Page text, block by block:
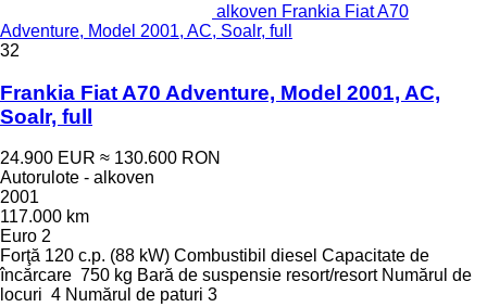
alkoven Frankia Fiat A70
Adventure, Model 2001, AC, Soalr, full
32
Frankia Fiat A70 Adventure, Model 2001, AC,
Soalr, full
24.900 EUR ≈ 130.600 RON
Autorulote - alkoven
2001
117.000 km
Euro 2
Forţă 120 c.p. (88 kW) Combustibil diesel Capacitate de
încărcare 750 kg Bară de suspensie resort/resort Numărul de
locuri 4 Numărul de paturi 3